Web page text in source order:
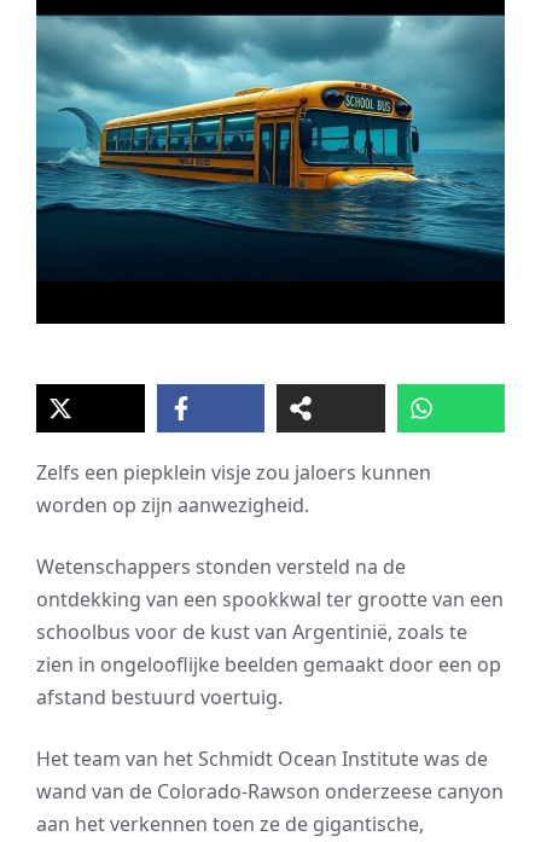
Zelfs een piepklein visje zou jaloers kunnen
worden op zijn aanwezigheid.
Wetenschappers stonden versteld na de
ontdekking van een spookkwal ter grootte van een
schoolbus voor de kust van Argentinië, zoals te
zien in ongelooflijke beelden gemaakt door een op
afstand bestuurd voertuig.
Het team van het Schmidt Ocean Institute was de
wand van de Colorado-Rawson onderzeese canyon
aan het verkennen toen ze de gigantische,